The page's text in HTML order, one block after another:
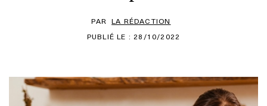
PAR LA RÉDACTION
PUBLIÉ LE : 28/10/2022